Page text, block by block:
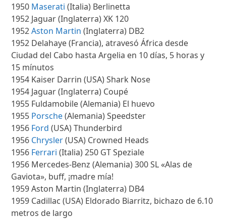
1950 Maserati (Italia) Berlinetta
1952 Jaguar (Inglaterra) XK 120
1952Aston Martin (Inglaterra) DB2
1952 Delahaye (Francia), atravesó África desde
Ciudad del Cabo hasta Argelia en 10 días, 5 horas y
15 mínutos
1954 Kaiser Darrin (USA) Shark Nose
1954 Jaguar (Inglaterra) Coupé
1955 Fuldamobile (Alemania) El huevo
1955 Porsche(Alemania) Speedster
1956 Ford (USA) Thunderbird
1956 Chrysler(USA) Crowned Heads
1956 Ferrari (Italia) 250 GT Speziale
1956 Mercedes-Benz (Alemania) 300 SL «Alas de
Gaviota», buff, ¡madre mía!
1959 Aston Martin (Inglaterra) DB4
1959 Cadillac (USA) Eldorado Biarritz, bichazo de 6.10
metros de largo